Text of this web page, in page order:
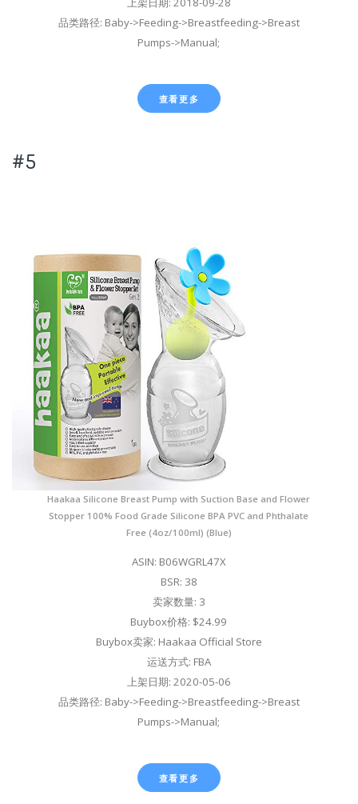
品类路径: Baby->Feeding->Breastfeeding->Breast
Pumps->Manual;
查看更多
#5
Haakaa Silicone Breast Pump with Suction Base and Flower
Stopper 100% Food Grade Silicone BPA PVC and Phthalate
Free (4oz/100ml) (Blue)
ASIN: B06WGRL47X
BSR: 38
卖家数量: 3
Buybox价格: $24.99
Buybox卖家: Haakaa Official Store
运送方式: FBA
上架日期: 2020-05-06
品类路径: Baby->Feeding->Breastfeeding->Breast
Pumps->Manual;
查看更多